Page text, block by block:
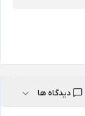
دیدگاه ها